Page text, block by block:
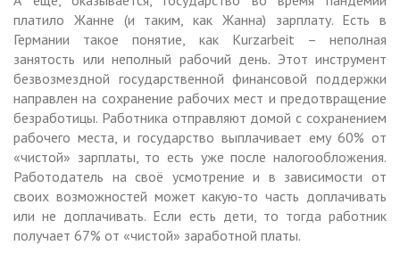
платило Жанне (и таким, как Жанна) зарплату. Есть в
Германии такое понятие, как Kurzarbeit – неполная
занятость или неполный рабочий день. Этот инструмент
безвозмездной государственной финансовой поддержки
направлен на сохранение рабочих мест и предотвращение
безработицы. Работника отправляют домой с сохранением
рабочего места, и государство выплачивает ему 60% от
«чистой» зарплаты, то есть уже после налогообложения.
Работодатель на своё усмотрение и в зависимости от
своих возможностей может какую-то часть доплачивать
или не доплачивать. Если есть дети, то тогда работник
получает 67% от «чистой» заработной платы.